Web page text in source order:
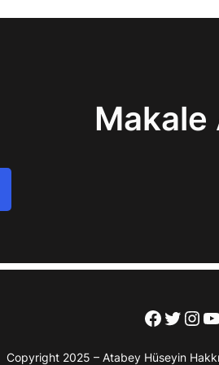
Makale
Twitter
Copyright 2025 – Atabey Hüseyin